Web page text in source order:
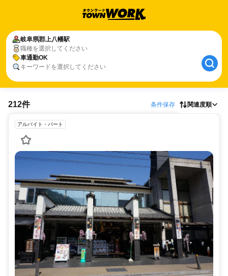
岐阜県郡上八幡駅
職種を選択してください
車通勤OK
キーワードを選択してください
212件 条件保存 関連度順
アルバイト・パート